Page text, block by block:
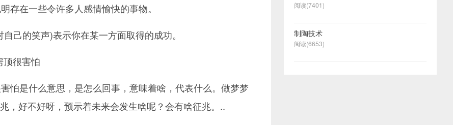
存在一些令许多人感情愉快的事物。
己的笑声)表示你在某一方面取得的成功。
顶很害怕
怕是什么意思，是怎么回事，意味着啥，代表什么。做梦梦
，好不好呀，预示着未来会发生啥呢？会有啥征兆。..
阅读(7401)
制陶技术
阅读(6653)